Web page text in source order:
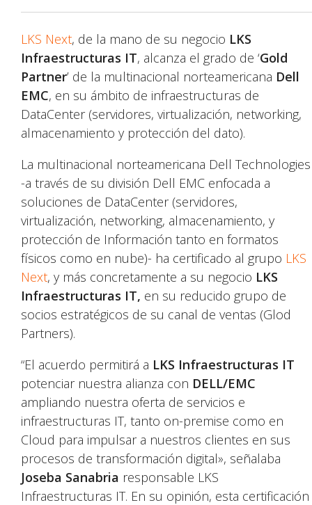
LKS Next, de la mano de su negocio LKS
Infraestructuras IT, alcanza el grado de ‘Gold
Partner’ de la multinacional norteamericana Dell
EMC, en su ámbito de infraestructuras de
DataCenter (servidores, virtualización, networking,
almacenamiento y protección del dato).
La multinacional norteamericana Dell Technologies
-a través de su división Dell EMC enfocada a
soluciones de DataCenter (servidores,
virtualización, networking, almacenamiento, y
protección de Información tanto en formatos
físicos como en nube)- ha certificado al grupo LKS
Next, y más concretamente a su negocio LKS
Infraestructuras IT, en su reducido grupo de
socios estratégicos de su canal de ventas (Glod
Partners).
“El acuerdo permitirá a LKS Infraestructuras IT
potenciar nuestra alianza con DELL/EMC
ampliando nuestra oferta de servicios e
infraestructuras IT, tanto on-premise como en
Cloud para impulsar a nuestros clientes en sus
procesos de transformación digital», señalaba
Joseba Sanabria responsable LKS
Infraestructuras IT. En su opinión, esta certificación